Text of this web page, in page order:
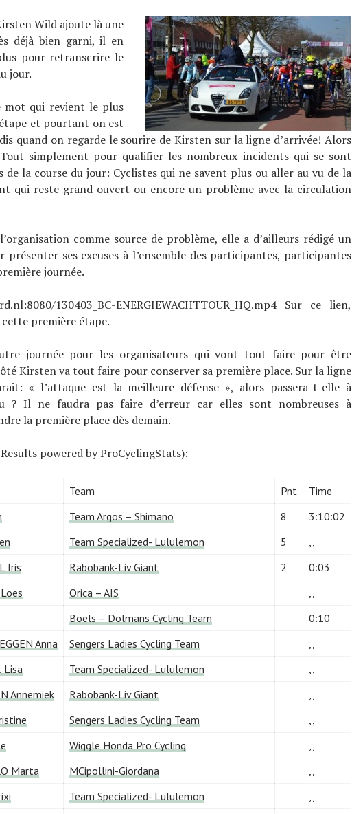
Wild ajoute là une
déjà bien garni, il en
pour retranscrire le
jour.
mot qui revient le plus
et pourtant on est
quand on regarde le sourire de Kirsten sur la ligne d’arrivée! Alors
simplement pour qualifier les nombreux incidents qui se sont
de la course du jour: Cyclistes qui ne savent plus ou aller au vu de la
qui reste grand ouvert ou encore un problème avec la circulation
comme source de problème, elle a d’ailleurs rédigé un
ses excuses à l’ensemble des participantes, participantes
journée.
130403_BC-ENERGIEWACHTTOUR_HQ.mp4 Sur ce lien,
première étape.
journée pour les organisateurs qui vont tout faire pour être
Kirsten va tout faire pour conserver sa première place. Sur la ligne
« l’attaque est la meilleure défense », alors passera-t-elle à
? Il ne faudra pas faire d’erreur car elles sont nombreuses à
la première place dès demain.
powered by ProCyclingStats):
Team Pnt
Time
Team Argos – Shimano 8
3:10:02
Team Specialized- Lululemon 5
,,
Iris Rabobank-Liv Giant 2
0:03
Orica – AIS
,,
Boels – Dolmans Cycling Team
0:10
Anna Sengers Ladies Cycling Team
,,
Lisa Team Specialized- Lululemon
,,
Annemiek Rabobank-Liv Giant
,,
Sengers Ladies Cycling Team
,,
Wiggle Honda Pro Cycling
,,
Marta MCipollini-Giordana
,,
Team Specialized- Lululemon
,,